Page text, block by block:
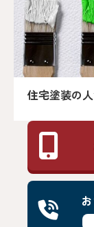
住宅塗装の